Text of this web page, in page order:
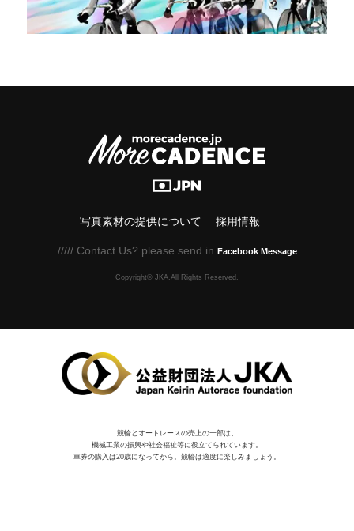
写真素材の提供について 採用情報
///// Contact Us? please send in Facebook Message
Copyright© JKA.All Rights Reserved.
競輪とオートレースの売上の一部は、
機械⼯業の振興や社会福祉等に役⽴てられています。
車券の購入は20歳になってから。競輪は適度に楽しみましょう。